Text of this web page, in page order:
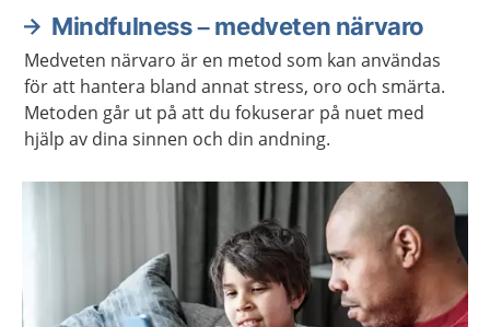
Mindfulness – medveten närvaro
Medveten närvaro är en metod som kan användas
för att hantera bland annat stress, oro och smärta.
Metoden går ut på att du fokuserar på nuet med
hjälp av dina sinnen och din andning.